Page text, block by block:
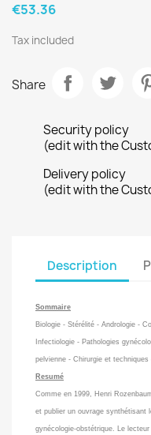
€53.36
Tax included
Share
Security policy
(edit with the
Delivery policy
(edit with the
Description
Sommaire
Biologie - Stérélité - Andrologie -
Infectiologie - Pathologies
pelvienne - Chirurgie et
Resumé
Comme en 1999, Henri
et publier un ouvrage synthétisant
gynécologie-obstétrique. Le